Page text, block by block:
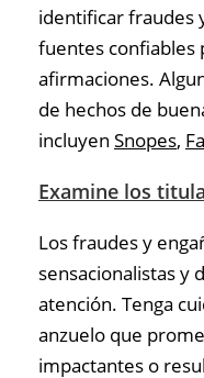
identificar fraudes
fuentes
afirmaciones.
de hechos de
incluyen Snopes,
Examine los
Los fraudes y
sensacionalistas y
atención. Tenga
anzuelo que
impactantes o